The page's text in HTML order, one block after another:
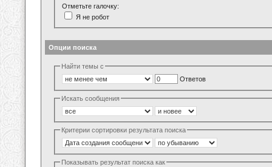
Отметьте галочку:
Я не робот
Опции поиска
Найти темы с
Ответов
Искать сообщения
Критерии сортировки результата поиска
Показывать результат поиска как